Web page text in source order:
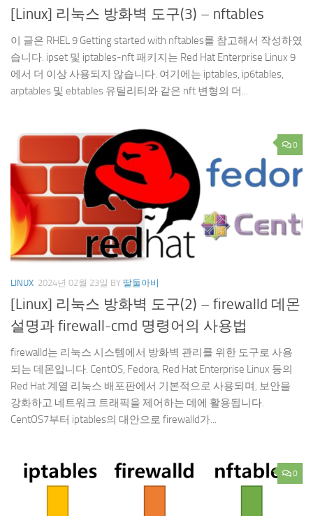
[Linux] 리눅스 방화벽 도구(3) – nftables
이 글은 RHEL 9 Getting started with nftables를 참고해서 작성하였
습니다. ipset 및 iptables-nft 패키지는 Red Hat Enterprise Linux 9
에서 더 이상 사용되지 않습니다. 여기에는 iptables, ip6tables,
arptables 및 ebtables 유틸리티와 같은 nft 변형의 더...
0
LINUX 2024년 02월 23일 BY 딸둘아비
[Linux] 리눅스 방화벽 도구(2) – firewalld 데몬
설명과 firewall-cmd 명령어의 사용법
firewalld는 리눅스 시스템에서 방화벽 관리를 위한 도구로 사용
되는 데몬입니다. CentOS, Fedora, Red Hat Enterprise Linux 등의
Red Hat 계열 리눅스 배포판에서 기본적으로 사용되며, 보안을
강화하고 네트워크 트래픽을 제어하는 데에 활용됩니다.
CentOS7부터 iptables의 대안으로 firewalld가...
0